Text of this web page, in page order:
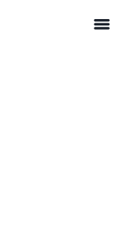
menu